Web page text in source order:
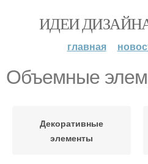
ИДЕИ
главная
Объемные
Декоративные
элементы